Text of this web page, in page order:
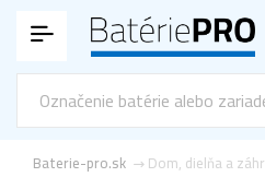
Dom, dielňa a
Baterie-pro.sk